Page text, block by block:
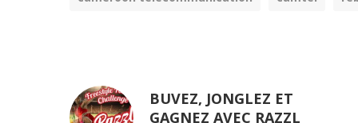
BUVEZ, JONGLEZ ET
GAGNEZ AVEC RAZZL